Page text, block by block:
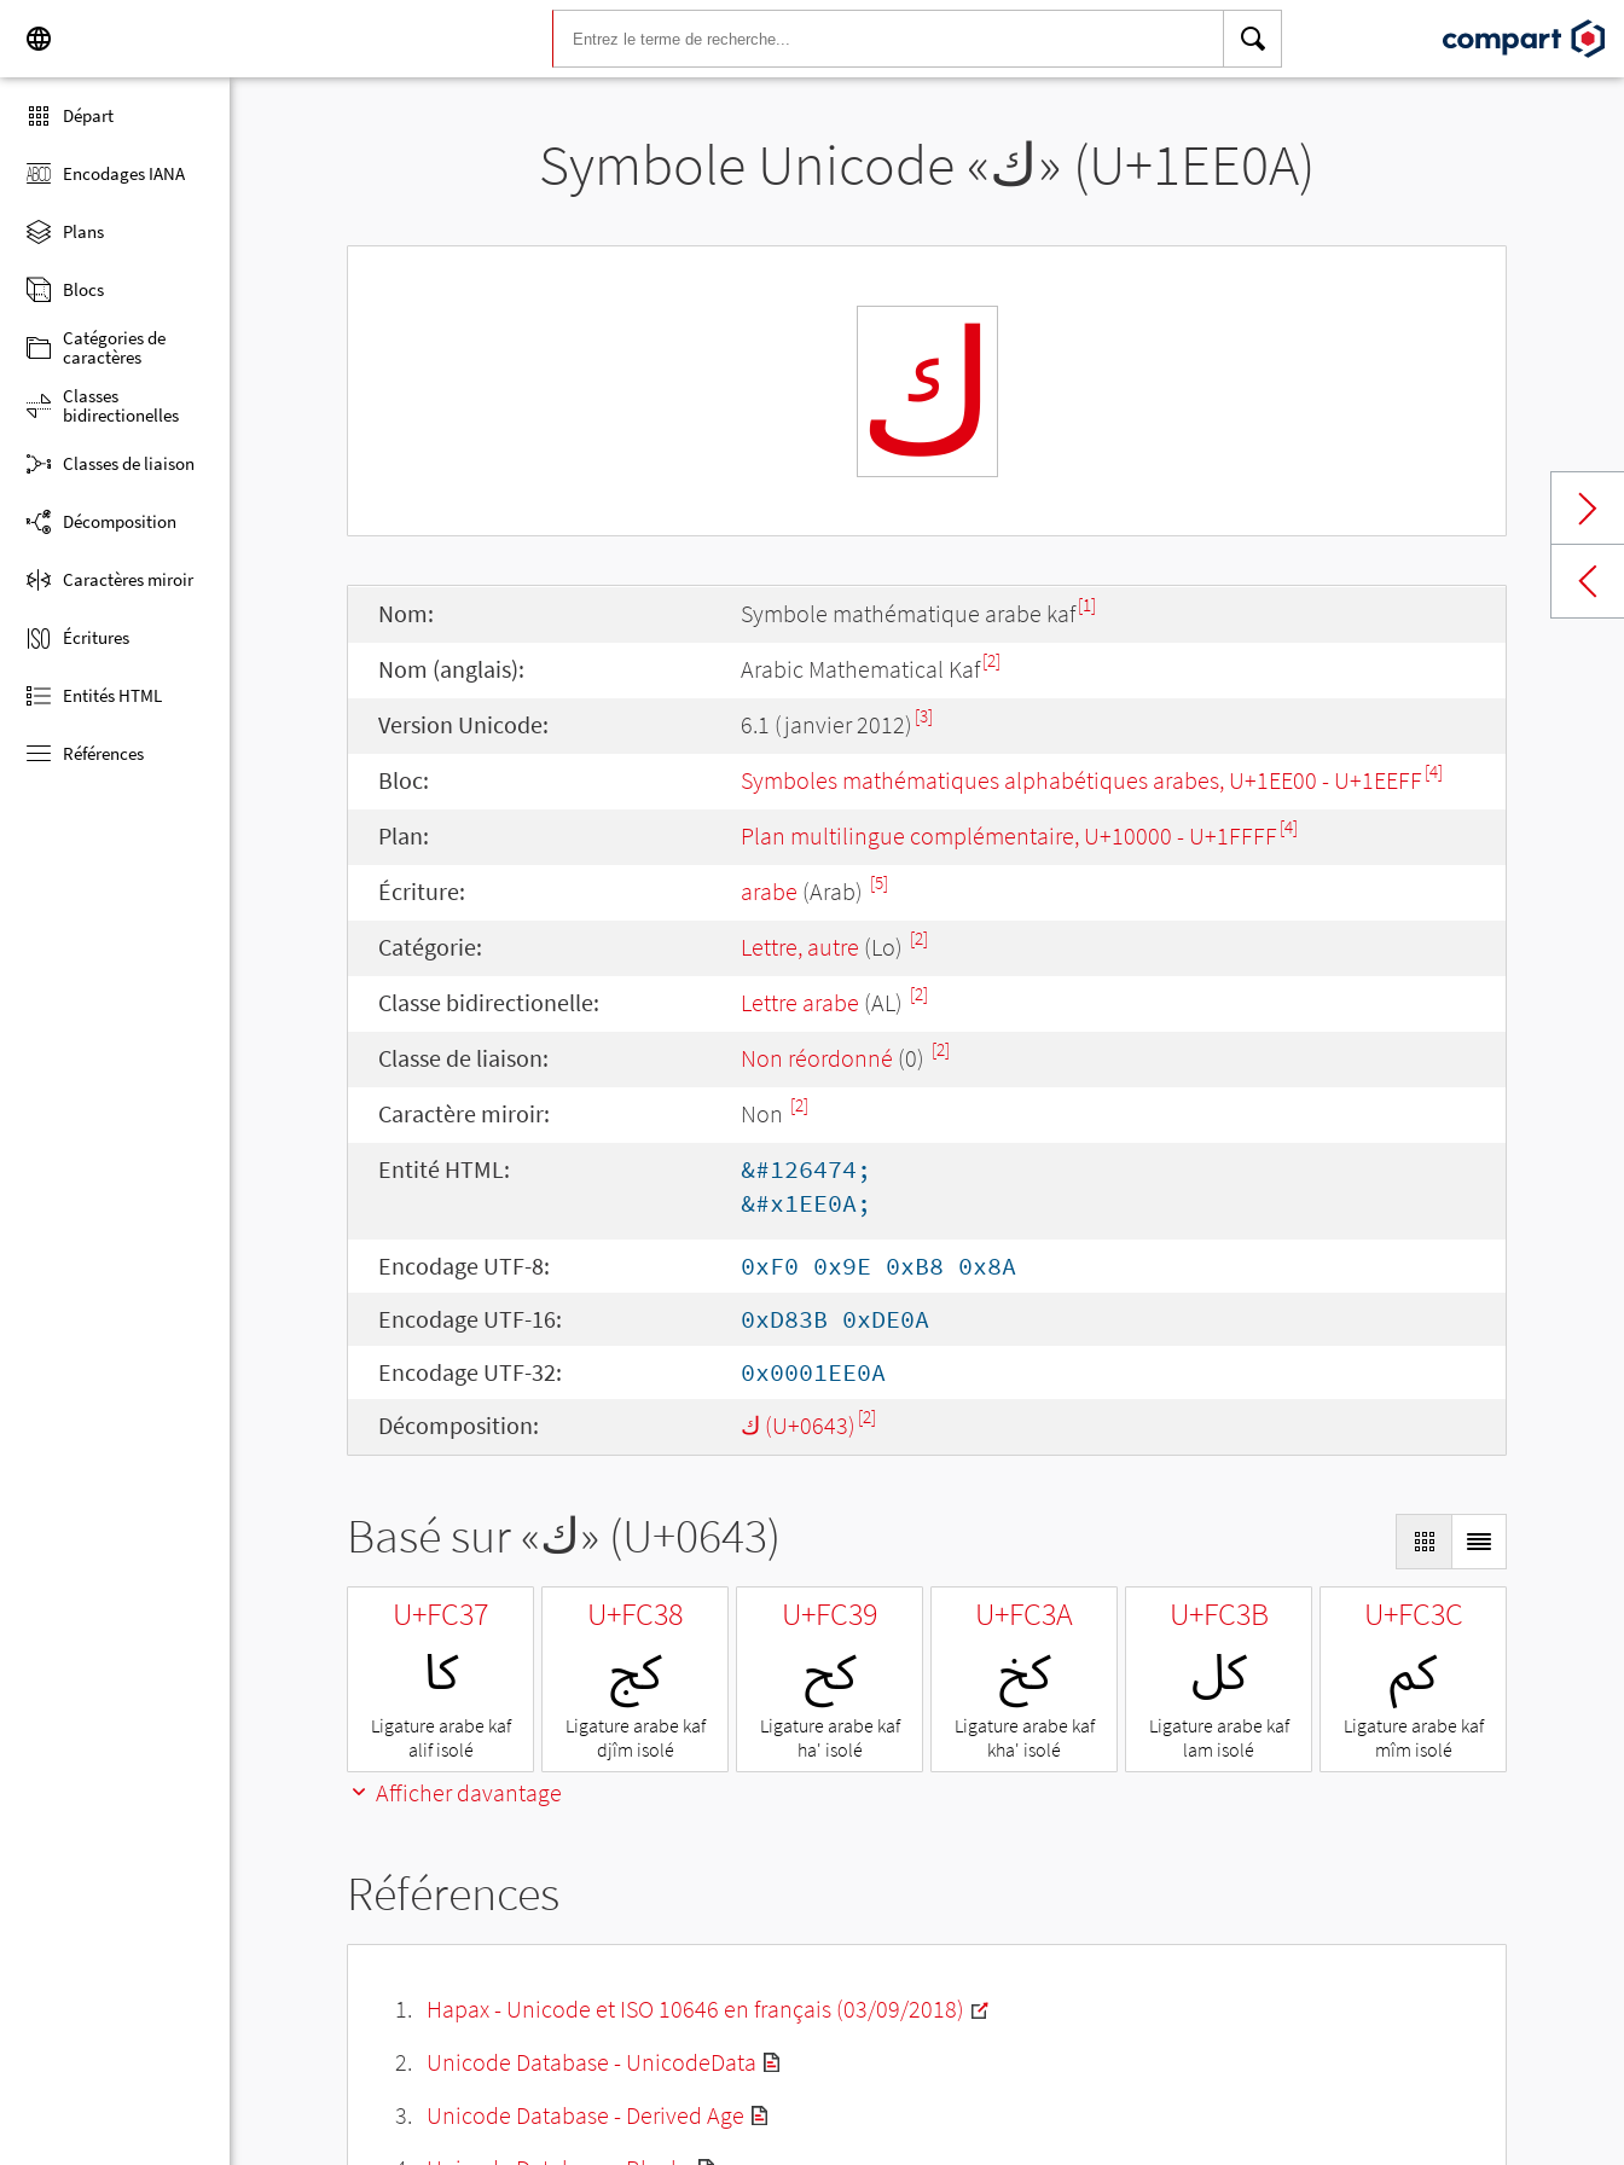
Départ
Encodages IANA
Plans
Blocs
Catégories de
caractères
Classes
bidirectionelles
Classes de liaison
Décomposition
Caractères miroir
Écritures
Entités HTML
Références
Symbole Unicode «𞸊» (U+1EE0A)
𞸊
Nom: Symbole mathématique arabe kaf[1]
Nom (anglais): Arabic Mathematical Kaf[2]
Version Unicode: 6.1 (janvier 2012) [3]
Bloc: Symboles mathématiques alphabétiques arabes, U+1EE00 - U+1EEFF[4]
Plan: Plan multilingue complémentaire, U+10000 - U+1FFFF[4]
Écriture: arabe (Arab) [5]
Catégorie: Lettre, autre (Lo) [2]
Classe bidirectionelle: Lettre arabe (AL) [2]
Classe de liaison: Non réordonné (0) [2]
Caractère miroir: Non [2]
Entité HTML:
&#126474;
&#x1EE0A;
Encodage UTF-8:
0xF0 0x9E 0xB8 0x8A
Encodage UTF-16:
0xD83B 0xDE0A
Encodage UTF-32:
0x0001EE0A
Décomposition:
ك (U+0643) [2]
Basé sur «ك» (U+0643)
U+FC37
ﰷ
Ligature arabe kaf
alif isolé
U+FC38
ﰸ
Ligature arabe kaf
djîm isolé
U+FC39
ﰹ
Ligature arabe kaf
ha' isolé
U+FC3A
ﰺ
Ligature arabe kaf
kha' isolé
U+FC3B
ﰻ
Ligature arabe kaf
lam isolé
U+FC3C
ﰼ
Ligature arabe kaf
mîm isolé
Afficher davantage
Références
Hapax - Unicode et ISO 10646 en français (03/09/2018)
Unicode Database - UnicodeData
Unicode Database - Derived Age